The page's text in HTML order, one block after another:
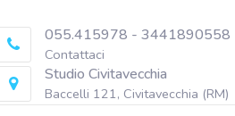
055.415978 - 3441890558
Contattaci
Studio Civitavecchia
Baccelli 121, Civitavecchia (RM)